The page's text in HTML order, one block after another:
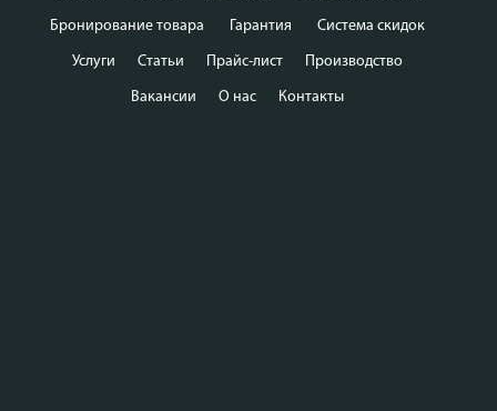
Бронирование товара Гарантия Система скидок
Услуги Статьи Прайс-лист Производство
Вакансии О нас Контакты